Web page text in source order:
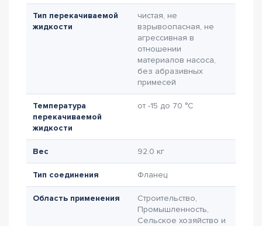
Тип перекачиваемой
жидкости
чистая, не
взрывоопасная, не
агрессивная в
отношении
материалов насоса,
без абразивных
примесей
Температура
перекачиваемой
жидкости
от -15 до 70 °C
Вес 92.0 кг
Тип соединения Фланец
Область применения
Строительство,
Промышленность,
Сельское хозяйство и